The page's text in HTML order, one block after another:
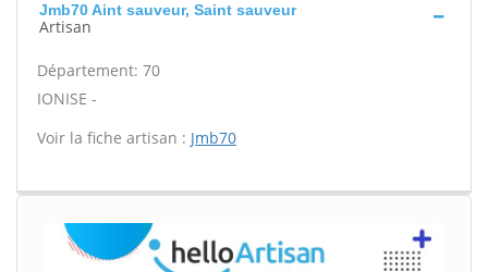
Jmb70 Aint sauveur, Saint sauveur
Artisan
Département: 70
IONISE -
Voir la fiche artisan : Jmb70